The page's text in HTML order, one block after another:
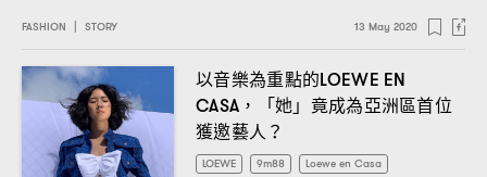
FASHION STORY 13 May 2020
以音樂為重點的LOEWE EN
CASA，
「她」竟成為亞洲區首位
獲邀藝人 ？
LOEWE 9m88 Loewe en Casa